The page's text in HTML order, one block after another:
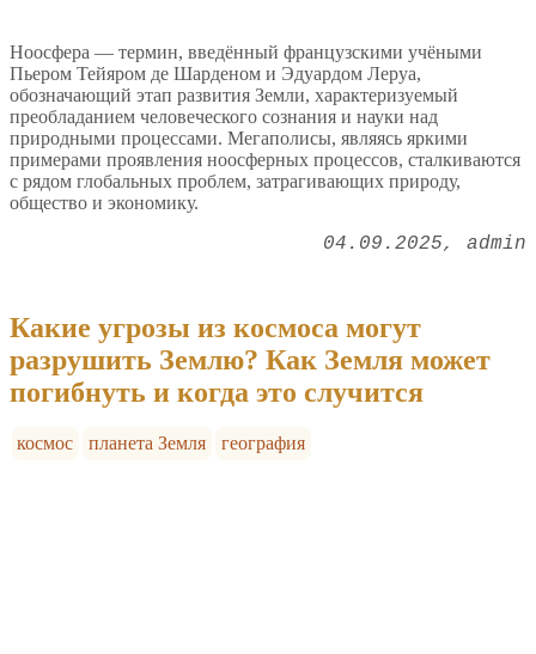
Ноосфера — термин, введённый французскими учёными
Пьером Тейяром де Шарденом и Эдуардом Леруа,
обозначающий этап развития Земли, характеризуемый
преобладанием человеческого сознания и науки над
природными процессами. Мегаполисы, являясь яркими
примерами проявления ноосферных процессов, сталкиваются
с рядом глобальных проблем, затрагивающих природу,
общество и экономику.
04.09.2025 admin
Какие угрозы из космоса могут
разрушить Землю? Как Земля может
погибнуть и когда это случится
космос планета Земля география